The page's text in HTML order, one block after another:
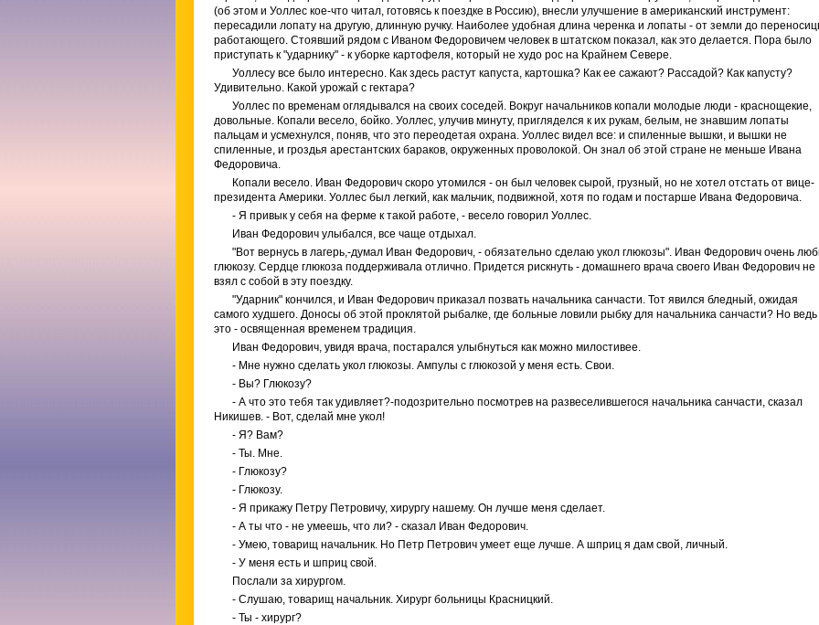
(об этом и Уоллес кое-что читал, готовясь к поездке в Россию), внесли улучшение в американский инструмент:
пересадили лопату на другую, длинную ручку. Наиболее удобная длина черенка и лопаты - от земли до
работающего. Стоявший рядом с Иваном Федоровичем человек в штатском показал, как это делается. Пора было
приступать к "ударнику" - к уборке картофеля, который не худо рос на Крайнем Севере.
Уоллесу все было интересно. Как здесь растут капуста, картошка? Как ее сажают? Рассадой? Как капусту?
Удивительно. Какой урожай с гектара?
Уоллес по временам оглядывался на своих соседей. Вокруг начальников копали молодые люди - краснощекие,
довольные. Копали весело, бойко. Уоллес, улучив минуту, пригляделся к их рукам, белым, не знавшим лопаты
пальцам и усмехнулся, поняв, что это переодетая охрана. Уоллес видел все: и спиленные вышки, и вышки не
спиленные, и гроздья арестантских бараков, окруженных проволокой. Он знал об этой стране не меньше Ивана
Федоровича.
Копали весело. Иван Федорович скоро утомился - он был человек сырой, грузный, но не хотел отстать от вице-
президента Америки. Уоллес был легкий, как мальчик, подвижной, хотя по годам и постарше Ивана Федоровича.
- Я привык у себя на ферме к такой работе, - весело говорил Уоллес.
Иван Федорович улыбался, все чаще отдыхал.
"Вот вернусь в лагерь,-думал Иван Федорович, - обязательно сделаю укол глюкозы". Иван Федорович очень
глюкозу. Сердце глюкоза поддерживала отлично. Придется рискнуть - домашнего врача своего Иван Федорович не
взял с собой в эту поездку.
"Ударник" кончился, и Иван Федорович приказал позвать начальника санчасти. Тот явился бледный, ожидая
самого худшего. Доносы об этой проклятой рыбалке, где больные ловили рыбку для начальника санчасти? Но ведь
это - освященная временем традиция.
Иван Федорович, увидя врача, постарался улыбнуться как можно милостивее.
- Мне нужно сделать укол глюкозы. Ампулы с глюкозой у меня есть. Свои.
- Вы? Глюкозу?
- А что это тебя так удивляет?-подозрительно посмотрев на развеселившегося начальника санчасти, сказал
Никишев. - Вот, сделай мне укол!
- Я? Вам?
- Ты. Мне.
- Глюкозу?
- Глюкозу.
- Я прикажу Петру Петровичу, хирургу нашему. Он лучше меня сделает.
- А ты что - не умеешь, что ли? - сказал Иван Федорович.
- Умею, товарищ начальник. Но Петр Петрович умеет еще лучше. А шприц я дам свой, личный.
- У меня есть и шприц свой.
Послали за хирургом.
- Слушаю, товарищ начальник. Хирург больницы Красницкий.
- Ты - хирург?